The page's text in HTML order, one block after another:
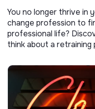
You no longer thrive in
change profession to
professional life?
think about a